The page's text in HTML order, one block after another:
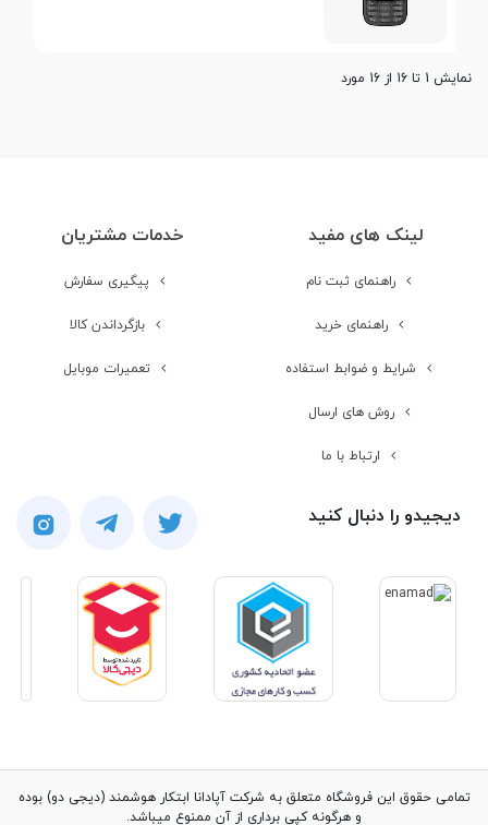
نمایش 1 تا 16 از 16 مورد
لینک های مفید
راهنمای ثبت نام
راهنمای خرید
شرایط و ضوابط استفاده
روش های ارسال
ارتباط با ما
خدمات مشتریان
پیگیری سفارش
بازگرداندن کالا
تعمیرات موبایل
دیجیدو را دنبال کنید
تمامی حقوق این فروشگاه متعلق به شرکت آپادانا ابتکار هوشمند (دیجی دو) بوده
و هرگونه کپی برداری از آن ممنوع میباشد.